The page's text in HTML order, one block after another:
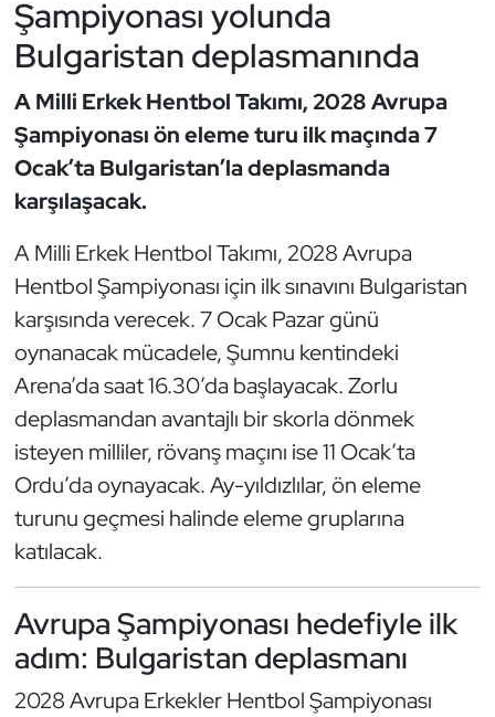
Şampiyonası yolunda
Bulgaristan deplasmanında
A Milli Erkek Hentbol Takımı, 2028 Avrupa
Şampiyonası ön eleme turu ilk maçında 7
Ocak’ta Bulgaristan’la deplasmanda
karşılaşacak.
A Milli Erkek Hentbol Takımı, 2028 Avrupa
Hentbol Şampiyonası için ilk sınavını Bulgaristan
karşısında verecek. 7 Ocak Pazar günü
oynanacak mücadele, Şumnu kentindeki
Arena’da saat 16.30’da başlayacak. Zorlu
deplasmandan avantajlı bir skorla dönmek
isteyen milliler, rövanş maçını ise 11 Ocak’ta
Ordu’da oynayacak. Ay-yıldızlılar, ön eleme
turunu geçmesi halinde eleme gruplarına
katılacak.
Avrupa Şampiyonası hedefiyle ilk
adım: Bulgaristan deplasmanı
2028 Avrupa Erkekler Hentbol Şampiyonası
E-Spor
Eskrim
Futbol
Futsal
Genel
Golf
Güreş
Halter
Hava Sporları
Hentbol
İşitme Engelli Sporcular
Judo ve Kuraş
Kano ve Rafting